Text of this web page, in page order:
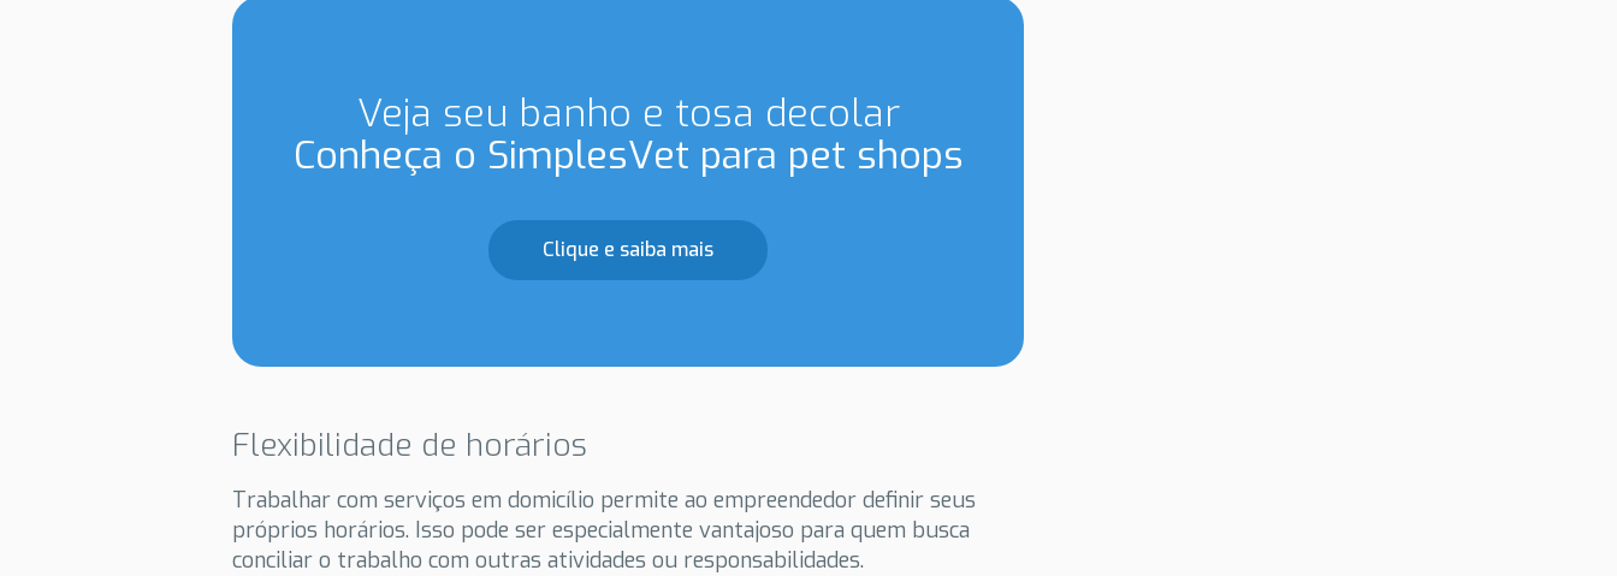
Veja seu banho e tosa decolar
Conheça o SimplesVet para pet shops
Clique e saiba mais
Flexibilidade de horários
Trabalhar com serviços em domicílio permite ao empreendedor definir seus
próprios horários. Isso pode ser especialmente vantajoso para quem busca
conciliar o trabalho com outras atividades ou responsabilidades.